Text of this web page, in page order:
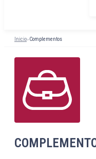
Inicio> Complementos